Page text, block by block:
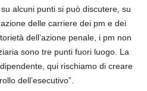
alcuni punti si può discutere, su
delle carriere dei pm e dei
dell’azione penale, i pm non
sono tre punti fuori luogo. La
qui rischiamo di creare
dell’esecutivo”.